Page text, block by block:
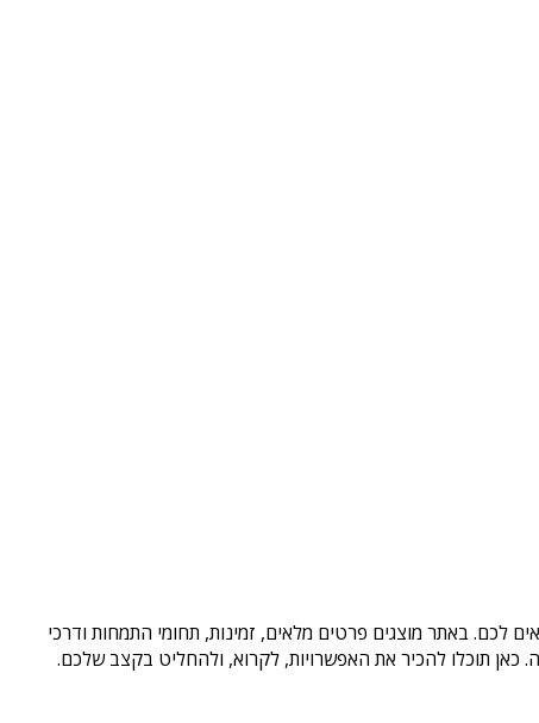
לכם. באתר מוצגים פרטים מלאים, זמינות, תחומי התמחות ודרכי
תוכלו להכיר את האפשרויות, לקרוא, ולהחליט בקצב שלכם.